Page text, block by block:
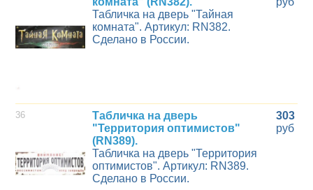
Табличка на дверь "Тайная
комната". Артикул: RN382.
Сделано в России.
36
Табличка на дверь
"Территория оптимистов"
(RN389).
Табличка на дверь "Территория
оптимистов". Артикул: RN389.
Сделано в России.
303
руб